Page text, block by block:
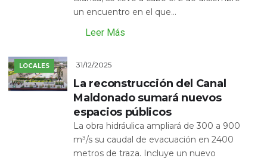
un encuentro en el que...
Leer Más
LOCALES 31/12/2025
La reconstrucción del Canal
Maldonado sumará nuevos
espacios públicos
La obra hidráulica ampliará de 300 a 900
m³/s su caudal de evacuación en 2400
metros de traza. Incluye un nuevo